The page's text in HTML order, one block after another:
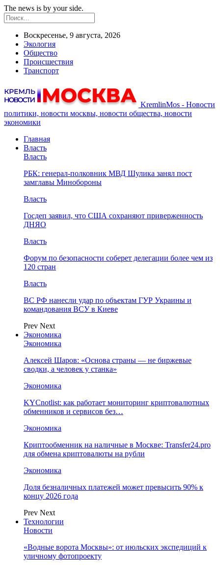
The news is by your side.
Воскресенье, 9 августа, 2026
Экология
Общество
Происшествия
Транспорт
KremlinMos - Новости
политики, новости москвы, новости общества, новости
экономики
Главная
Власть
Власть
РБК: генерал-полковник МВД Шулика занял пост
замглавы Минобороны
Власть
Госдеп заявил, что США сохраняют приверженность
ДНЯО
Власть
Форум по безопасности соберет делегации более чем из
120 стран
Власть
ВС РФ нанесли удар по объектам ГУР Украины и
командования ВСУ в Киеве
Prev Next
Экономика
Экономика
Алексей Шаров: «Основа страны — не биржевые
сводки, а человек у станка»
Экономика
KYCnotlist: как работает мониторинг криптовалютных
обменников и сервисов без…
Экономика
Криптообменник на наличные в Москве: Transfer24.pro
для обмена криптовалюты на рубли
Экономика
Доля безналичных платежей может превысить 90% к
концу 2026 года
Prev Next
Технологии
Новости
«Водные ворота Москвы»: от июльских экспедиций к
уличному фотопроекту